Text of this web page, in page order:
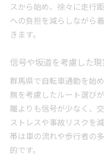
スから始め、徐々に走行
への負担を減らしながら
きます。
信号や坂道を考慮した
群馬県で自転車通勤を始
無を考慮したルート選び
離よりも信号が少なく、
ストレスや事故リスクを
帯は車の流れや歩行者の
的です。